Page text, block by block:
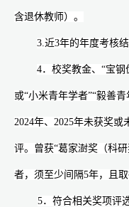
含退休教师）。
3. 近3年的年度考核
4．校奖教金、“宝
或“小米青年学者”“毅善
2024年、 2025年未获奖或
评。曾获“葛家澍奖（科
者，须至少间隔5年，且
5．符合相关奖项评